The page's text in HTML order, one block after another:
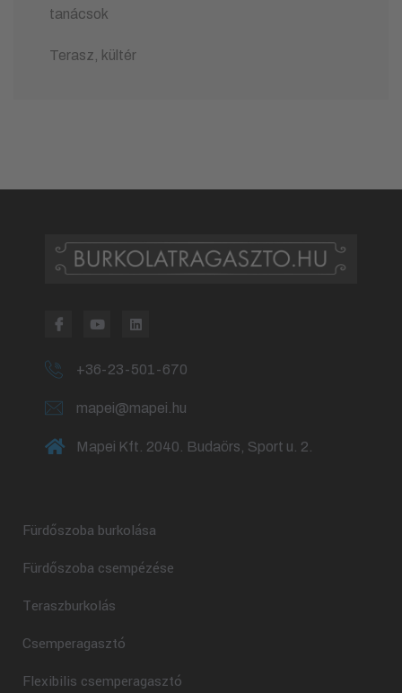
tanácsok
Terasz, kültér
+36-23-501-670
mapei@mapei.hu
Mapei Kft. 2040. Budaörs, Sport u. 2.
Fürdőszoba burkolása
Fürdőszoba csempézése
Teraszburkolás
Csemperagasztó
Flexibilis csemperagasztó